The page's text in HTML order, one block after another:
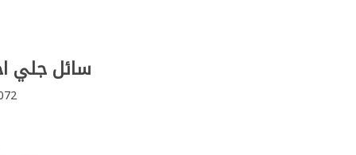
سائل جلي احمر